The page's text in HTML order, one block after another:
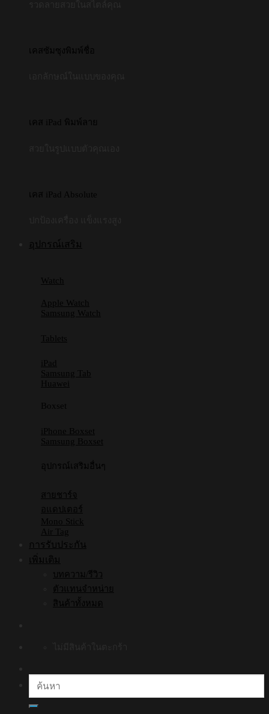
เคสซัมซุงพิมพ์ชื่อ
เคส iPad พิมพ์ลาย
เคส iPad Absolute
อุปกรณ์เสริม
Watch
Apple Watch
Samsung Watch
Tablets
iPad
Samsung Tab
Huawei
Boxset
iPhone Boxset
Samsung Boxset
อุปกรณ์เสริมอื่นๆ
สายชาร์จ
อแดปเตอร์
Mono Stick
Air Tag
การรับประกัน
เพิ่มเติม
บทความ/รีวิว
ตัวแทนจำหน่าย
สินค้าทั้งหมด
ค้นหา: